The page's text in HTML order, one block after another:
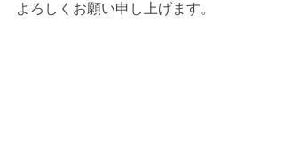
よろしくお願い申し上げます。